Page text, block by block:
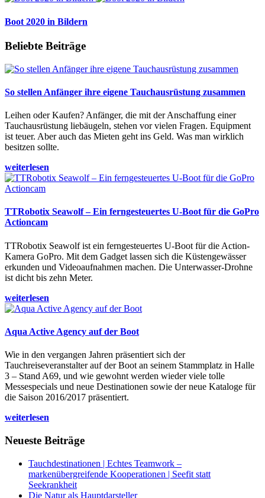
Boot 2020 in Bildern
Beliebte Beiträge
So stellen Anfänger ihre eigene Tauchausrüstung zusammen
Leihen oder Kaufen? Anfänger, die mit der Anschaffung einer
Tauchausrüstung liebäugeln, stehen vor vielen Fragen. Equipment
ist teuer. Aber auch das Mieten geht ins Geld. Was man wirklich
besitzen sollte.
weiterlesen
TTRobotix Seawolf – Ein ferngesteuertes U-Boot für die GoPro
Actioncam
TTRobotix Seawolf ist ein ferngesteuertes U-Boot für die Action-
Kamera GoPro. Mit dem Gadget lassen sich die Küstengewässer
erkunden und Videoaufnahmen machen. Die Unterwasser-Drohne
ist dicht bis zehn Meter.
weiterlesen
Aqua Active Agency auf der Boot
Wie in den vergangen Jahren präsentiert sich der
Tauchreiseveranstalter auf der Boot an seinem Stammplatz in Halle
3 – Stand A69, und wie gewohnt werden wieder viele tolle
Messespecials und neue Destinationen sowie der neue Kataloge für
die Saison 2016/2017 präsentiert.
weiterlesen
Neueste Beiträge
Tauchdestinationen | Echtes Teamwork –
markenübergreifende Kooperationen | Seefit statt
Seekrankheit
Die Natur als Hauptdarsteller